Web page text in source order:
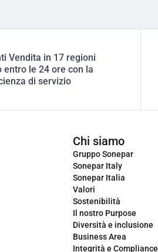
Vendita in 17 regioni
entro le 24 ore con la
di servizio
Chi siamo
Gruppo Sonepar
Sonepar Italy
Sonepar Italia
Valori
Sostenibilità
Il nostro Purpose
Diversità e inclusione
Business Area
Integrità e Compliance